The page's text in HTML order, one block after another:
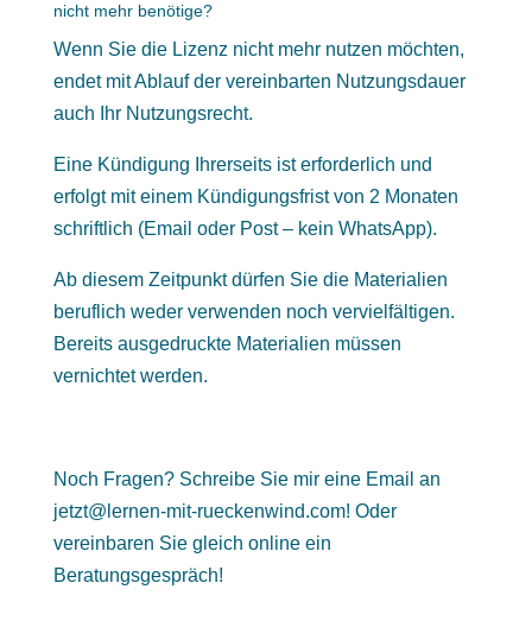
nicht mehr benötige?
Wenn Sie die Lizenz nicht mehr nutzen möchten,
endet mit Ablauf der vereinbarten Nutzungsdauer
auch Ihr Nutzungsrecht.
Eine Kündigung Ihrerseits ist erforderlich und
erfolgt mit einem Kündigungsfrist von 2 Monaten
schriftlich (Email oder Post – kein WhatsApp).
Ab diesem Zeitpunkt dürfen Sie die Materialien
beruflich weder verwenden noch vervielfältigen.
Bereits ausgedruckte Materialien müssen
vernichtet werden.
Noch Fragen? Schreibe Sie mir eine Email an
jetzt@lernen-mit-rueckenwind.com! Oder
vereinbaren Sie gleich online ein
Beratungsgespräch!